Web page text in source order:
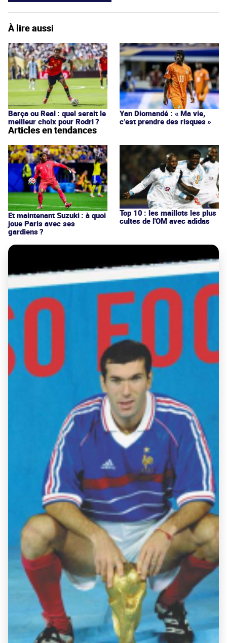
À lire aussi
Barça ou Real : quel serait le
meilleur choix pour Rodri ?
Yan Diomandé : « Ma vie,
c’est prendre des risques »
Articles en tendances
Et maintenant Suzuki : à quoi
joue Paris avec ses
gardiens ?
Top 10 : les maillots les plus
cultes de l'OM avec adidas